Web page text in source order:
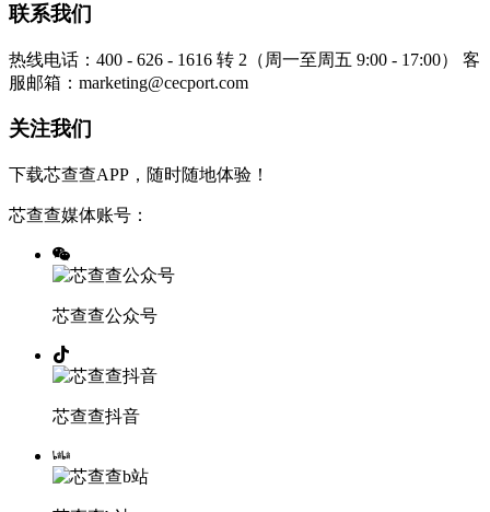
联系我们
热线电话：400 - 626 - 1616 转 2（周一至周五 9:00 - 17:00）
客
服邮箱：marketing@cecport.com
关注我们
下载芯查查APP，随时随地体验！
芯查查媒体账号：
芯查查公众号
芯查查抖音